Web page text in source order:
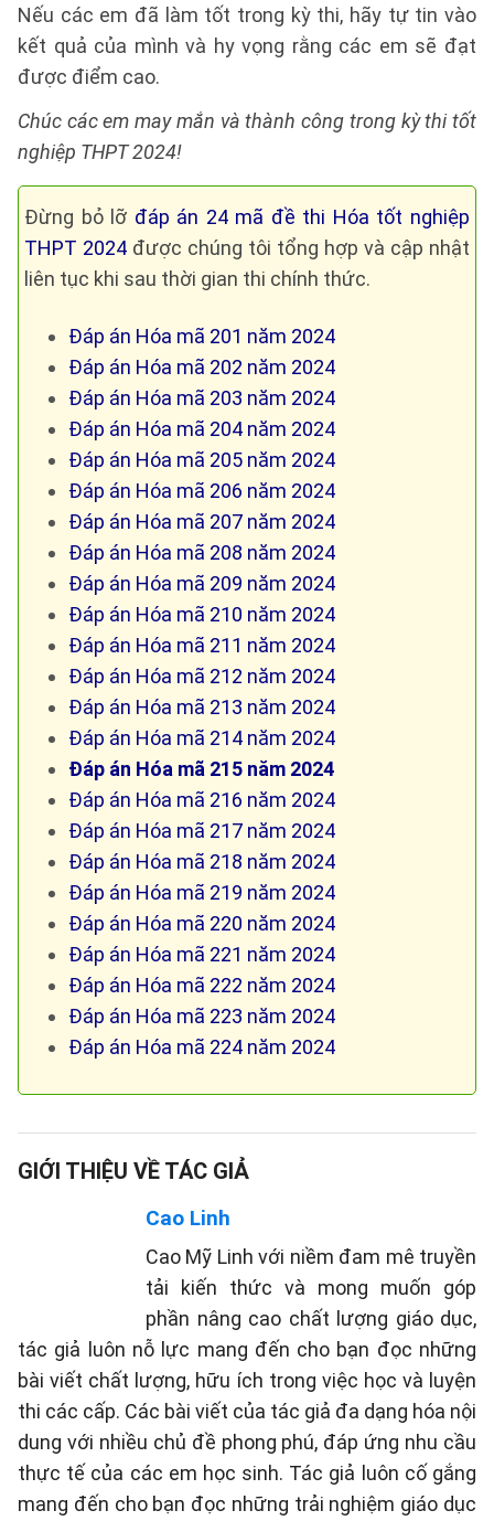
Nếu các em đã làm tốt trong kỳ thi, hãy tự tin vào
kết quả của mình và hy vọng rằng các em sẽ đạt
được điểm cao.
Chúc các em may mắn và thành công trong kỳ thi tốt
nghiệp THPT 2024!
Đừng bỏ lỡ đáp án 24 mã đề thi Hóa tốt nghiệp
THPT 2024 được chúng tôi tổng hợp và cập nhật
liên tục khi sau thời gian thi chính thức.
Đáp án Hóa mã 201 năm 2024
Đáp án Hóa mã 202 năm 2024
Đáp án Hóa mã 203 năm 2024
Đáp án Hóa mã 204 năm 2024
Đáp án Hóa mã 205 năm 2024
Đáp án Hóa mã 206 năm 2024
Đáp án Hóa mã 207 năm 2024
Đáp án Hóa mã 208 năm 2024
Đáp án Hóa mã 209 năm 2024
Đáp án Hóa mã 210 năm 2024
Đáp án Hóa mã 211 năm 2024
Đáp án Hóa mã 212 năm 2024
Đáp án Hóa mã 213 năm 2024
Đáp án Hóa mã 214 năm 2024
Đáp án Hóa mã 215 năm 2024
Đáp án Hóa mã 216 năm 2024
Đáp án Hóa mã 217 năm 2024
Đáp án Hóa mã 218 năm 2024
Đáp án Hóa mã 219 năm 2024
Đáp án Hóa mã 220 năm 2024
Đáp án Hóa mã 221 năm 2024
Đáp án Hóa mã 222 năm 2024
Đáp án Hóa mã 223 năm 2024
Đáp án Hóa mã 224 năm 2024
GIỚI THIỆU VỀ TÁC GIẢ
Cao Linh
Cao Mỹ Linh với niềm đam mê truyền
tải kiến thức và mong muốn góp
phần nâng cao chất lượng giáo dục,
tác giả luôn nỗ lực mang đến cho bạn đọc những
bài viết chất lượng, hữu ích trong việc học và luyện
thi các cấp. Các bài viết của tác giả đa dạng hóa nội
dung với nhiều chủ đề phong phú, đáp ứng nhu cầu
thực tế của các em học sinh. Tác giả luôn cố gắng
mang đến cho bạn đọc những trải nghiệm giáo dục